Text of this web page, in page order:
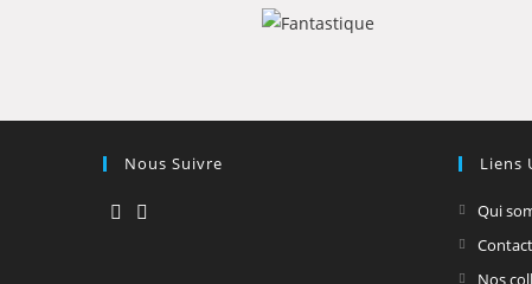
Nous Suivre Liens
Qui
Contact
Nos